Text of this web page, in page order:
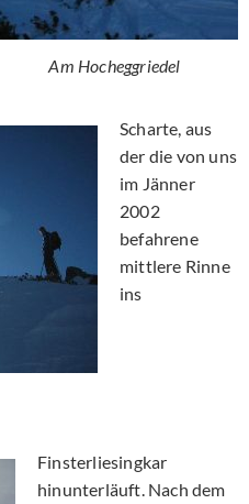
Am Hocheggriedel
Scharte, aus
der die von uns
im Jänner
2002
befahrene
mittlere Rinne
ins
Finsterliesingkar
hinunterläuft. Nach dem